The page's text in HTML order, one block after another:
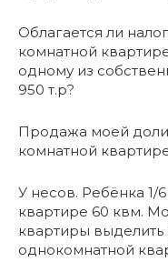
Облагается ли
комнатной
одному из
950 т.р?
Продажа моей
комнатной
У несов. Ребёнка 1/
квартире 60 квм.
квартиры
однокомнатной